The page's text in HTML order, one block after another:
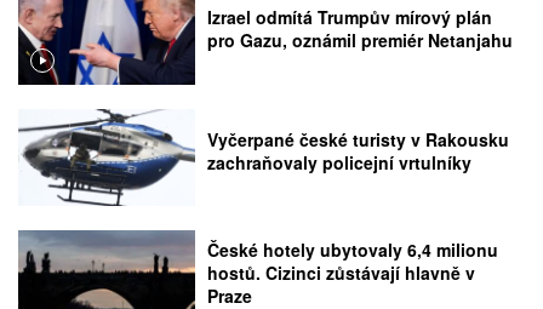
Izrael odmítá Trumpův mírový plán
pro Gazu, oznámil premiér Netanjahu
Vyčerpané české turisty v Rakousku
zachraňovaly policejní vrtulníky
České hotely ubytovaly 6,4 milionu
hostů. Cizinci zůstávají hlavně v
Praze